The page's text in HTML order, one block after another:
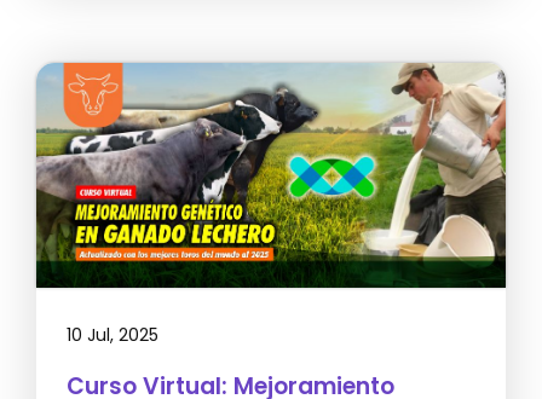
10 Jul, 2025
Curso Virtual: Mejoramiento